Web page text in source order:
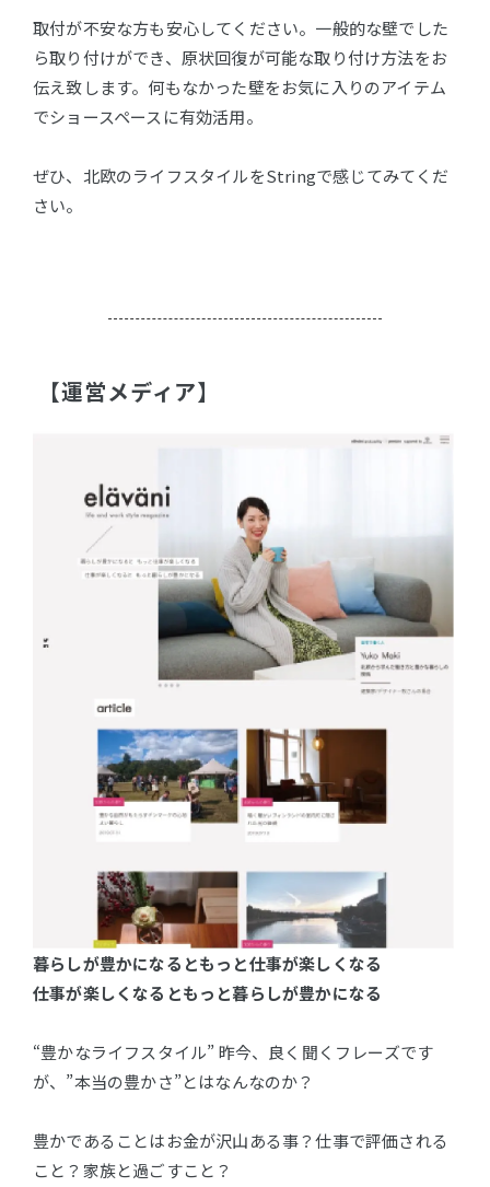
取付が不安な方も安心してください。一般的な壁でした
ら取り付けができ、原状回復が可能な取り付け方法をお
伝え致します。何もなかった壁をお気に入りのアイテム
でショースペースに有効活用。
ぜひ、北欧のライフスタイルをStringで感じてみてくだ
さい。
【運営メディア】
暮らしが豊かになるともっと仕事が楽しくなる
仕事が楽しくなるともっと暮らしが豊かになる
“豊かなライフスタイル” 昨今、良く聞くフレーズです
が、”本当の豊かさ”とはなんなのか？
豊かであることはお金が沢山ある事？仕事で評価される
こと？家族と過ごすこと？